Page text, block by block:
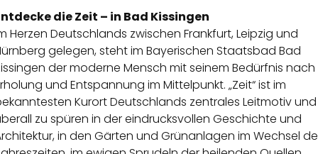
die Zeit – in Bad Kissingen
Herzen Deutschlands zwischen Frankfurt, Leipzig und
gelegen, steht im Bayerischen Staatsbad Bad
der moderne Mensch mit seinem Bedürfnis nach
und Entspannung im Mittelpunkt. „Zeit“ ist im
Kurort Deutschlands zentrales Leitmotiv und
zu spüren in der eindrucksvollen Geschichte und
in den Gärten und Grünanlagen im Wechsel